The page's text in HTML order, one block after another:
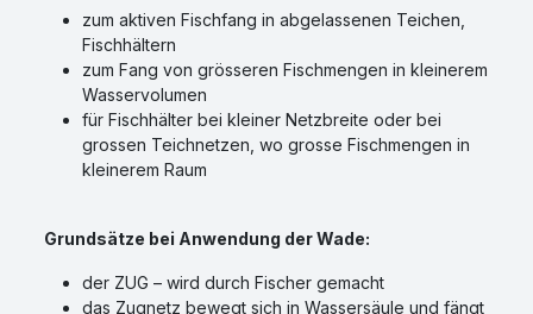
zum aktiven Fischfang in abgelassenen Teichen,
Fischhältern
zum Fang von grösseren Fischmengen in kleinerem
Wasservolumen
für Fischhälter bei kleiner Netzbreite oder bei
grossen Teichnetzen, wo grosse Fischmengen in
kleinerem Raum
Grundsätze bei Anwendung der Wade:
der ZUG – wird durch Fischer gemacht
das Zugnetz bewegt sich in Wassersäule und fängt